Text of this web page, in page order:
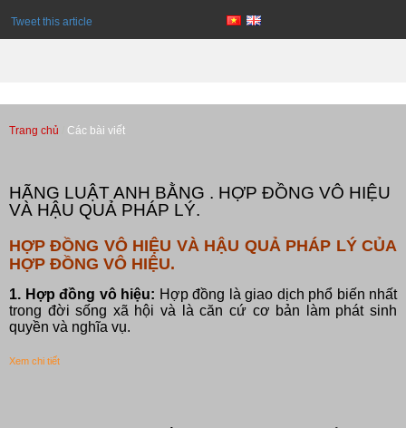
Tweet this article
Trang chủ Các bài viết
HÃNG LUẬT ANH BẰNG . HỢP ĐỒNG VÔ HIỆU
VÀ HẬU QUẢ PHÁP LÝ.
HỢP ĐỒNG VÔ HIỆU VÀ HẬU QUẢ PHÁP LÝ CỦA
HỢP ĐỒNG VÔ HIỆU.
1. Hợp đồng vô hiệu: Hợp đồng là giao dịch phổ biến nhất
trong đời sống xã hội và là căn cứ cơ bản làm phát sinh
quyền và nghĩa vụ.
Xem chi tiết